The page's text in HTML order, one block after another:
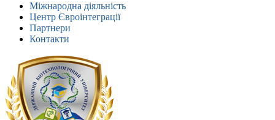
Міжнародна діяльність
Центр Євроінтеграції
Партнери
Контакти